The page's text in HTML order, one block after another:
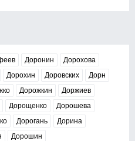
Доронин
Дорохова
Дорохин Доровских
Дорн
Дорожкин
Доржиев
Дорощенко
Дорошева
Дорогань
Дорина
Дорошин